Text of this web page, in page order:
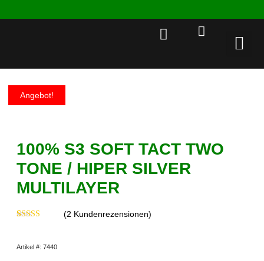
Angebot!
100% S3 SOFT TACT TWO
TONE / HIPER SILVER
MULTILAYER
von 5,
basierend
(2 Kundenrezensionen)
Artikel #: 7440